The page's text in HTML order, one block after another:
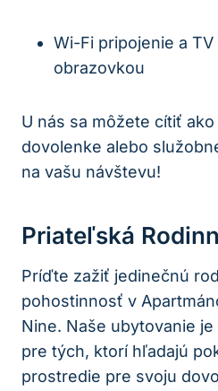
Wi-Fi pripojenie a
obrazovkou
U nás sa môžete cítiť
dovolenke alebo
na vašu návštevu!
Priateľská
Príďte zažiť jedinečnú
pohostinnosť v
Nine. Naše ubytovanie
pre tých, ktorí hľadajú
prostredie pre svoju